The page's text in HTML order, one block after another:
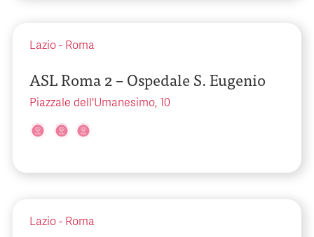
Lazio - Roma
ASL Roma 2 – Ospedale S. Eugenio
Piazzale dell'Umanesimo, 10
Lazio - Roma